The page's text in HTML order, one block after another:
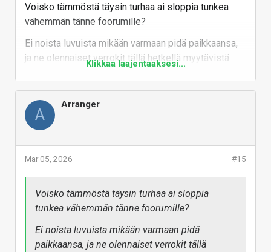
Ydin (Single): ~3 200–3 300
AMD Ryzen 7 5700X
Moniydin (Multi): ~8 000–9 000
Ryzen 5 7600
Intel
Intel Core i5-12400
Voisko tämmöstä täysin turhaa ai sloppia tunkea
vähemmän tänne foorumille?
Ei noista luvuista mikään varmaan pidä paikkaansa,
ja ne olennaiset verrokit tällä hetkellä myytävistä
Vastaa
Klikkaa laajentaaksesi...
A
Arranger
#15
Mar 05, 2026
Voisko tämmöstä täysin turhaa ai sloppia
tunkea vähemmän tänne foorumille?
Ei noista luvuista mikään varmaan pidä
paikkaansa, ja ne olennaiset verrokit tällä